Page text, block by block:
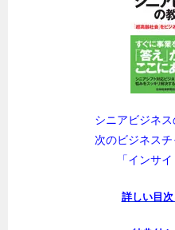
シニアビジネ
次のビジネスチ
「インサ
詳しい目